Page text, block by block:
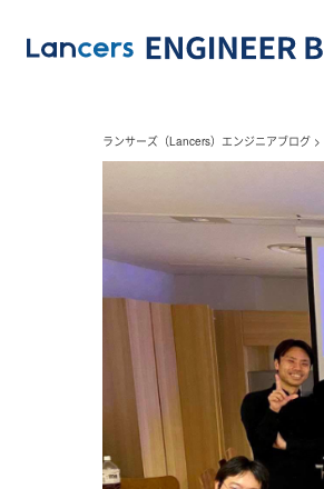
ランサーズ（Lancers）エンジニアブログ >